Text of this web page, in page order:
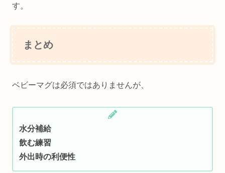
す。
まとめ
ベビーマグは必須ではありませんが、
水分補給
飲む練習
外出時の利便性